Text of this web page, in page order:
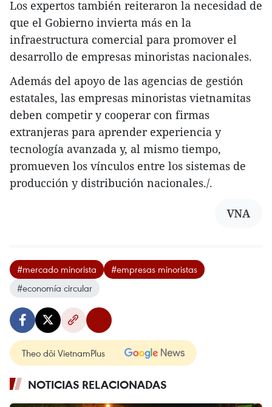
Los expertos también reiteraron la necesidad de
que el Gobierno invierta más en la
infraestructura comercial para promover el
desarrollo de empresas minoristas nacionales.
Además del apoyo de las agencias de gestión
estatales, las empresas minoristas vietnamitas
deben competir y cooperar con firmas
extranjeras para aprender experiencia y
tecnología avanzada y, al mismo tiempo,
promueven los vínculos entre los sistemas de
producción y distribución nacionales./.
VNA
#mercado minorista
#empresas minoristas
#economía circular
Theo dõi VietnamPlus
NOTICIAS RELACIONADAS